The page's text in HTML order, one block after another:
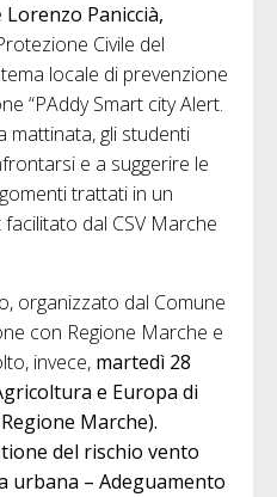
Lorenzo Paniccià,
Civile del
locale di prevenzione
“PAddy Smart city Alert.
mattinata, gli studenti
e a suggerire le
trattati in un
dal CSV Marche
organizzato dal Comune
con Regione Marche e
invece, martedì 28
e Europa di
Marche).
del rischio vento
urbana – Adeguamento